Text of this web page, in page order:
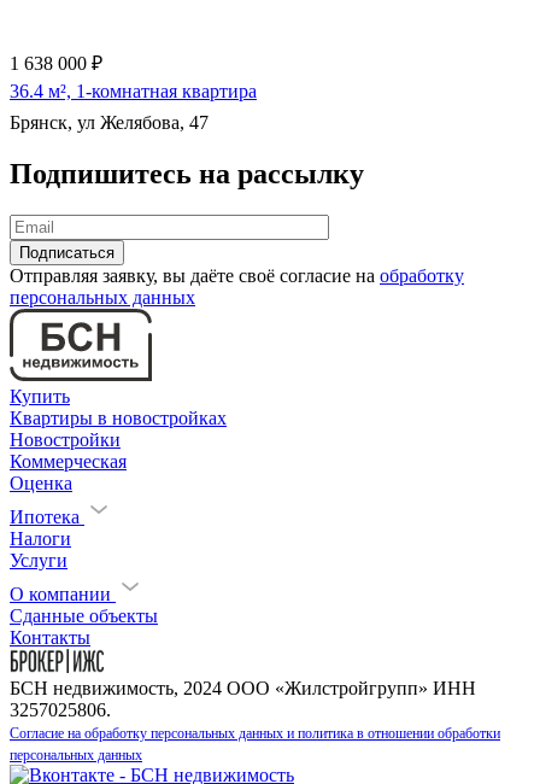
1 638 000 ₽
36.4 м², 1-комнатная квартира
Брянск, ул Желябова, 47
Подпишитесь на рассылку
Отправляя заявку, вы даёте своё согласие на обработку
персональных данных
Купить
Квартиры в новостройках
Новостройки
Коммерческая
Оценка
Ипотека
Налоги
Услуги
О компании
Сданные объекты
Контакты
БСН недвижимость, 2024 ООО «Жилстройгрупп» ИНН
3257025806.
Согласие на обработку персональных данных и политика в отношении обработки
персональных данных